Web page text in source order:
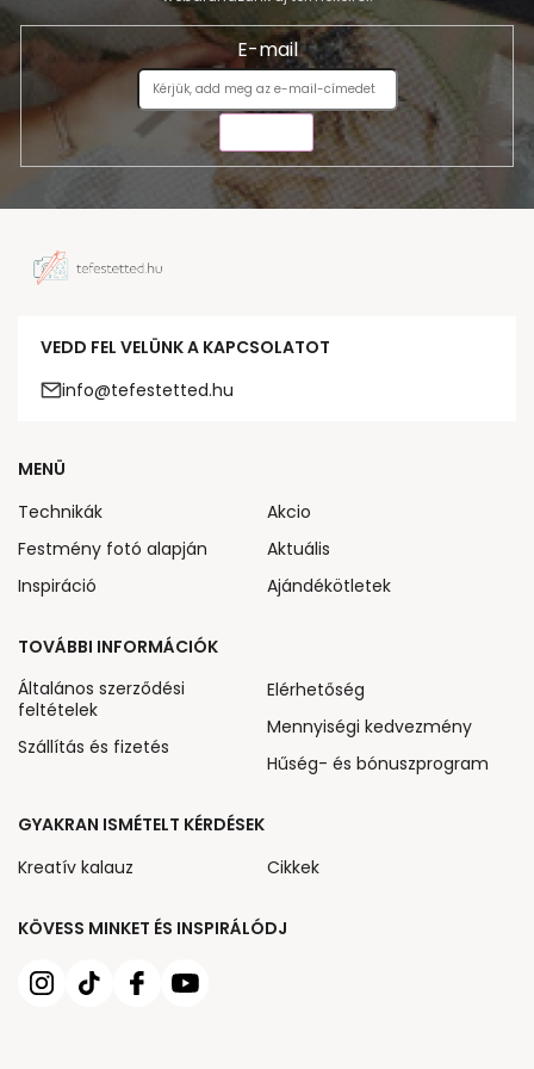
E-mail
VEDD FEL VELÜNK A KAPCSOLATOT
info@tefestetted.hu
KÖVESS MINKET ÉS INSPIRÁLÓDJ
MENÜ
Technikák
Festmény fotó alapján
Inspiráció
Akcio
Aktuális
Ajándékötletek
TOVÁBBI INFORMÁCIÓK
Általános szerződési
feltételek
Szállítás és fizetés
Elérhetőség
Mennyiségi kedvezmény
Hűség- és bónuszprogram
GYAKRAN ISMÉTELT KÉRDÉSEK
Kreatív kalauz
Cikkek